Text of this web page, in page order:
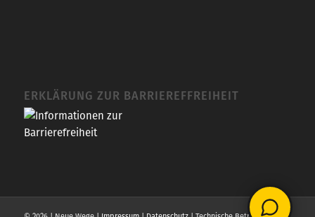
ERKLÄRUNG ZUR BARRIEREFFREIHEIT